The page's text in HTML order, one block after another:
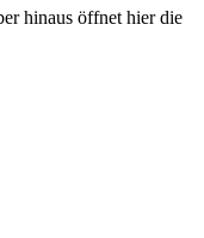
hinaus öffnet hier die